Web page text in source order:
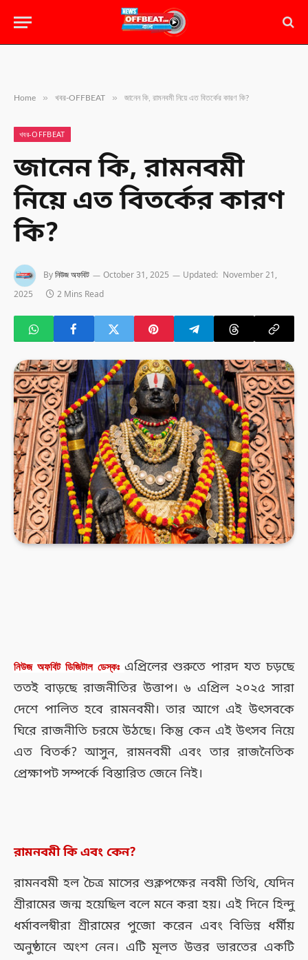
Home » খবর-OFFBEAT » জানেন কি, রামনবমী নিয়ে এত বিতর্কের কারণ কি?
খবর-OFFBEAT
জানেন কি, রামনবমী
নিয়ে এত বিতর্কের কারণ
কি?
Byনিউজ অফবিট October 31, 2025 Updated: November 21,
2025
2 Mins Read
নিউজ অফবিট ডিজিটাল ডেস্কঃ এপ্রিলের শুরুতে পারদ যত চড়ছে
ততই বাড়ছে রাজনীতির উত্তাপ। ৬ এপ্রিল ২০২৫ সারা
দেশে পালিত হবে রামনবমী। তার আগে এই উৎসবকে
ঘিরে রাজনীতি চরমে উঠছে। কিন্তু কেন এই উৎসব নিয়ে
এত বিতর্ক? আসুন, রামনবমী এবং তার রাজনৈতিক
প্রেক্ষাপট সম্পর্কে বিস্তারিত জেনে নিই।
রামনবমী কি এবং কেন?
রামনবমী হল চৈত্র মাসের শুক্লপক্ষের নবমী তিথি, যেদিন
শ্রীরামের জন্ম হয়েছিল বলে মনে করা হয়। এই দিনে হিন্দু
ধর্মাবলম্বীরা শ্রীরামের পুজো করেন এবং বিভিন্ন ধর্মীয়
অনুষ্ঠানে অংশ নেন। এটি মূলত উত্তর ভারতের একটি